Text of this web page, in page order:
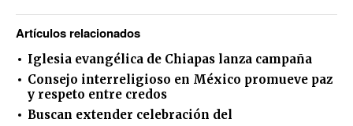
Artículos relacionados
Iglesia evangélica de Chiapas lanza campaña
Consejo interreligioso en México promueve paz
y respeto entre credos
Buscan extender celebración del